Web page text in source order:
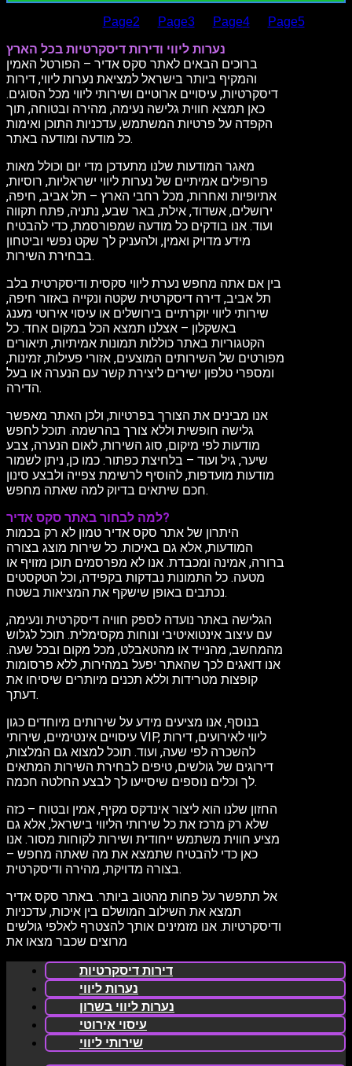
Page2 Page3 Page4 Page5
נערות ליווי ודירות דיסקרטיות בכל הארץ
ברוכים הבאים לאתר סקס אדיר – הפורטל האמין
והמקיף ביותר בישראל למציאת נערות ליווי, דירות
דיסקרטיות, עיסויים ארוטיים ושירותי ליווי מכל הסוגים.
כאן תמצא חווית גלישה נעימה, מהירה ובטוחה, תוך
הקפדה על פרטיות המשתמש, עדכניות התוכן ואימות
כל מודעה ומודעה באתר.
מאגר המודעות שלנו מתעדכן מדי יום וכולל מאות
פרופילים אמיתיים של נערות ליווי ישראליות, רוסיות,
אתיופיות ואחרות, מכל רחבי הארץ – תל אביב, חיפה,
ירושלים, אשדוד, אילת, באר שבע, נתניה, פתח תקווה
ועוד. אנו בודקים כל מודעה שמפורסמת, כדי להבטיח
מידע מדויק ואמין, ולהעניק לך שקט נפשי וביטחון
בבחירת השירות.
בין אם אתה מחפש נערת ליווי סקסית ודיסקרטית בלב
תל אביב, דירה דיסקרטית שקטה ונקייה באזור חיפה,
שירותי ליווי יוקרתיים בירושלים או עיסוי אירוטי מענג
באשקלון – אצלנו תמצא הכל במקום אחד. כל
הקטגוריות באתר כוללות תמונות אמיתיות, תיאורים
מפורטים של השירותים המוצעים, אזורי פעילות, זמינות,
ומספרי טלפון ישירים ליצירת קשר עם הנערה או בעל
הדירה.
אנו מבינים את הצורך בפרטיות, ולכן האתר מאפשר
גלישה חופשית וללא צורך בהרשמה. תוכל לחפש
מודעות לפי מיקום, סוג השירות, לאום הנערה, צבע
שיער, גיל ועוד – בלחיצת כפתור. כמו כן, ניתן לשמור
מודעות מועדפות, להוסיף לרשימת צפייה ולבצע סינון
חכם שיתאים בדיוק למה שאתה מחפש.
למה לבחור באתר סקס אדיר?
היתרון של אתר סקס אדיר טמון לא רק בכמות
המודעות, אלא גם באיכות. כל שירות מוצג בצורה
ברורה, אמינה ומכבדת. אנו לא מפרסמים תוכן מזויף או
מטעה. כל התמונות נבדקות בקפידה, וכל הטקסטים
נכתבים באופן שישקף את המציאות בשטח.
הגלישה באתר נועדה לספק חוויה דיסקרטית ונעימה,
עם עיצוב אינטואיטיבי ונוחות מקסימלית. תוכל לגלוש
מהמחשב, מהנייד או מהטאבלט, מכל מקום ובכל שעה.
אנו דואגים לכך שהאתר יפעל במהירות, ללא פרסומות
קופצות מטרידות וללא תכנים מיותרים שיסיחו את
דעתך.
בנוסף, אנו מציעים מידע על שירותים מיוחדים כגון
עיסויים אינטימיים, שירותי VIP, ליווי לאירועים, דירות
להשכרה לפי שעה, ועוד. תוכל למצוא גם המלצות,
דירוגים של גולשים, טיפים לבחירת השירות המתאים
לך וכלים נוספים שיסייעו לך לבצע החלטה חכמה.
החזון שלנו הוא ליצור אינדקס מקיף, אמין ובטוח – כזה
שלא רק מרכז את כל שירותי הליווי בישראל, אלא גם
מציע חווית משתמש ייחודית ושירות לקוחות מסור. אנו
כאן כדי להבטיח שתמצא את מה שאתה מחפש –
בצורה מדויקת, מהירה ודיסקרטית.
אל תתפשר על פחות מהטוב ביותר. באתר סקס אדיר
תמצא את השילוב המושלם בין איכות, עדכניות
ודיסקרטיות. אנו מזמינים אותך להצטרף לאלפי גולשים
מרוצים שכבר מצאו את
דירות דיסקרטיות
נערות ליווי
נערות ליווי בשרון
עיסוי אירוטי
שירותי ליווי